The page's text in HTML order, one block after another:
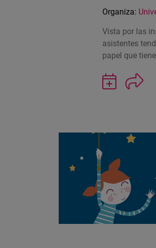
Organiza:
Vista por las
asistentes
papel que
Guardar
actividad